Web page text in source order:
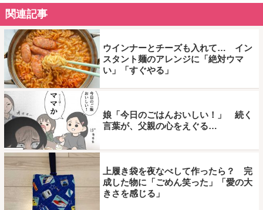
関連記事
ウインナーとチーズも入れて… イン
スタント麺のアレンジに「絶対ウマ
い」「すぐやる」
娘「今日のごはんおいしい！」 続く
言葉が、父親の心をえぐる…
上履き袋を夜なべして作ったら？ 完
成した物に「ごめん笑った」「愛の大
きさを感じる」